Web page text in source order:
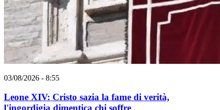
03/08/2026 - 8:55
Leone XIV: Cristo sazia la fame di verità,
l'ingordigia dimentica chi soffre